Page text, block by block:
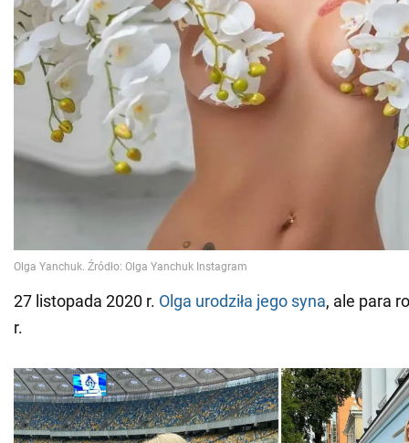
27 listopada 2020 r. Olga urodziła jego syna, ale para
r.